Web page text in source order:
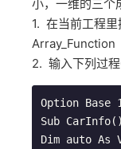
小，一维的三个
1. 在当前工程
Array_Function
2. 输入下列过程
Option Base 1
Sub CarInfo()
Dim auto As